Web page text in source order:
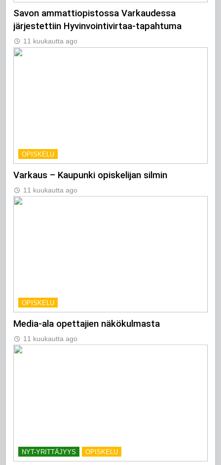
Savon ammattiopistossa Varkaudessa
järjestettiin Hyvinvointivirtaa-tapahtuma
11 kuukautta ago
OPISKELU
Varkaus – Kaupunki opiskelijan silmin
11 kuukautta ago
OPISKELU
Media-ala opettajien näkökulmasta
11 kuukautta ago
NYT-YRITTÄJYYS OPISKELU